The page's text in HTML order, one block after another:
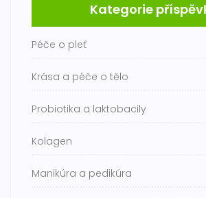
Kategorie
Péče o pleť
Krása a péče o tělo
Probiotika a laktobacily
Kolagen
Manikúra a pedikúra